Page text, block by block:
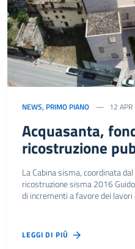
NEWS, PRIMO PIANO 12
Acquasanta,
ricostruzione
La Cabina sisma, coordinata
ricostruzione sisma 2016
di incrementi a favore dei
LEGGI DI PIÙ